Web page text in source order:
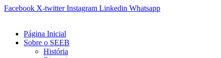
Ir
conteúdo
Facebook X-twitter Instagram Linkedin Whatsapp
Página Inicial
Sobre o SEEB
História